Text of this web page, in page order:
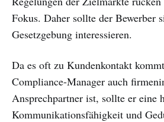
Fokus. Daher sollte der Bewerber
Gesetzgebung interessieren.
Da es oft zu Kundenkontakt
Compliance-Manager auch
Ansprechpartner ist, sollte er eine
Kommunikationsfähigkeit und